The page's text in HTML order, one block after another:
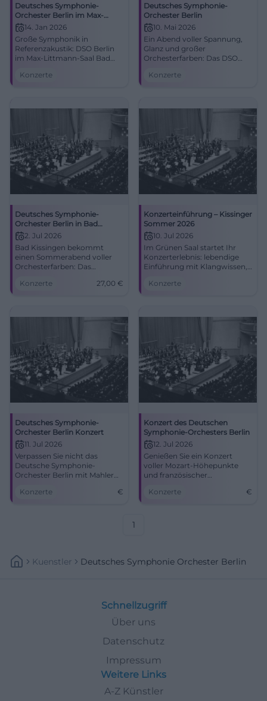
Deutsches Symphonie-
Orchester Berlin im Max-
Littmann-Saal
14. Jan 2026
Große Symphonik in
Referenzakustik: DSO Berlin
im Max‑Littmann‑Saal Bad
Uhrzeit/Preis folgen. Live-
Konzerte
Deutsches Symphonie-
Orchester Berlin
10. Mai 2026
Ein Abend voller Spannung,
Glanz und großer
Orchesterfarben: Das DSO
Isarphilharmonie München.
Konzerte
Deutsches Symphonie-
Orchester Berlin in Bad
Kissingen
2. Jul 2026
Bad Kissingen bekommt
einen Sommerabend voller
Orchesterfarben: Das
Orchester Berlin spielt im
Konzerte 27,00 €
Konzerteinführung – Kissinger
Sommer 2026
10. Jul 2026
Im Grünen Saal startet Ihr
Konzerterlebnis: lebendige
Einführung mit Klangwissen,
Festivalflair. Fr, 10.07.2026,
Konzerte
Deutsches Symphonie-
Orchester Berlin Konzert
11. Jul 2026
Verpassen Sie nicht das
Deutsche Symphonie-
Orchester Berlin mit Mahler
Sommer.
Konzerte €
Konzert des Deutschen
Symphonie-Orchesters Berlin
12. Jul 2026
Genießen Sie ein Konzert
voller Mozart-Höhepunkte
und französischer
Littmann-Saal am 12. Juli
Konzerte €
1
Kuenstler Deutsches Symphonie Orchester Berlin
Schnellzugriff
Über uns
Datenschutz
Impressum
Weitere Links
A-Z Künstler